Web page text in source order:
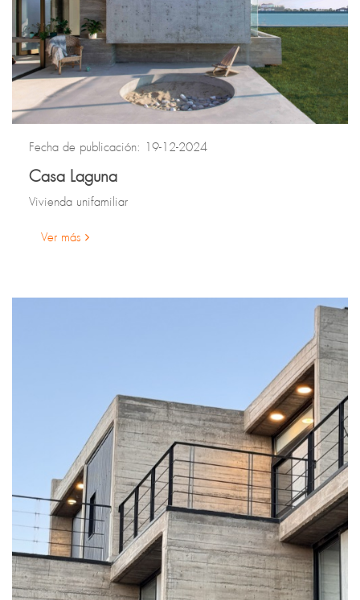
Fecha de publicación: 19-12-2024
Casa Laguna
Vivienda unifamiliar
Ver más